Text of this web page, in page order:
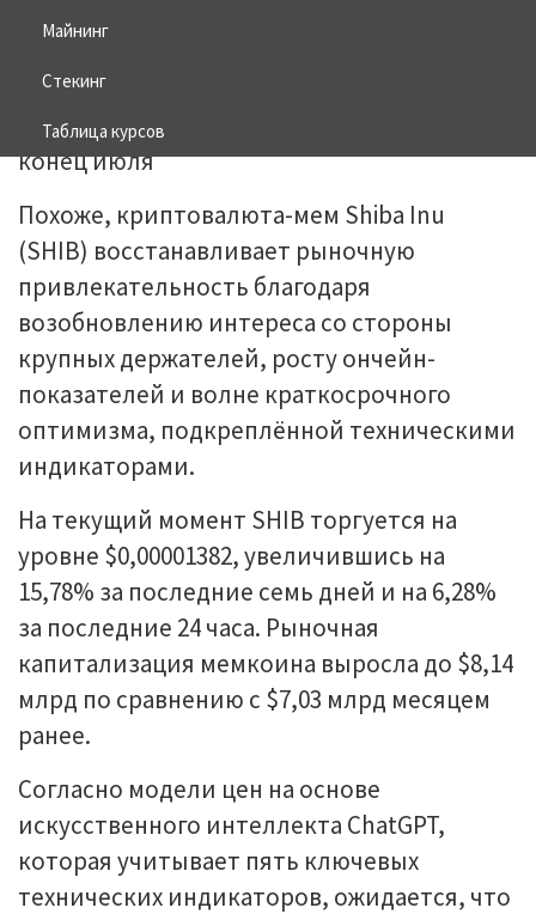
Майнинг
Стекинг
Таблица курсов
Похоже, криптовалюта-мем Shiba Inu
(SHIB) восстанавливает рыночную
привлекательность благодаря
возобновлению интереса со стороны
крупных держателей, росту ончейн-
показателей и волне краткосрочного
оптимизма, подкреплённой техническими
индикаторами.
На текущий момент SHIB торгуется на
уровне $0,00001382, увеличившись на
15,78% за последние семь дней и на 6,28%
за последние 24 часа. Рыночная
капитализация мемкоина выросла до $8,14
млрд по сравнению с $7,03 млрд месяцем
ранее.
Согласно модели цен на основе
искусственного интеллекта ChatGPT,
которая учитывает пять ключевых
технических индикаторов, ожидается, что